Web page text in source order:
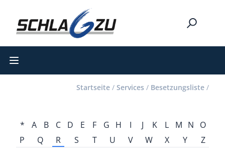
Open main menu
Startseite / Services / Besetzungsliste /
* A B C D E F G H I J K L M N
O
P
Q R S T U V W X Y Z